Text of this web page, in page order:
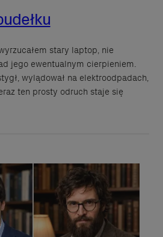
stary laptop, nie
jego ewentualnym cierpieniem.
wylądował na elektroodpadach,
ten prosty odruch staje się